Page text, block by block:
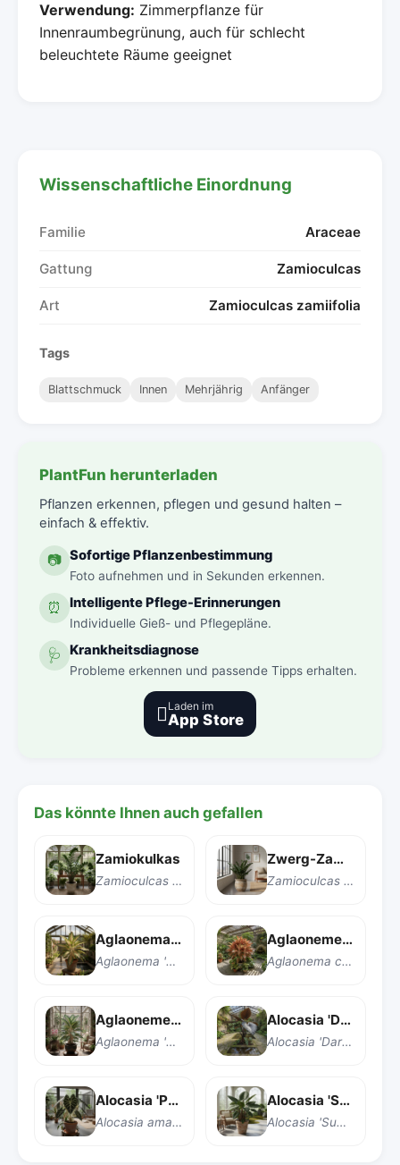
Verwendung: Zimmerpflanze für
Innenraumbegrünung, auch für schlecht
beleuchtete Räume geeignet
Wissenschaftliche Einordnung
Familie Araceae
Gattung Zamioculcas
Art Zamioculcas zamiifolia
Tags
Blattschmuck Innen Mehrjährig Anfänger
PlantFun herunterladen
Pflanzen erkennen, pflegen und gesund halten –
einfach & effektiv.
📷 Sofortige Pflanzenbestimmung
Foto aufnehmen und in Sekunden erkennen.
⏰ Intelligente Pflege-Erinnerungen
Individuelle Gieß- und Pflegepläne.
🩺 Krankheitsdiagnose
Probleme erkennen und passende Tipps erhalten.
 Laden im
App Store
Das könnte Ihnen auch gefallen
Zamiokulkas
Zamioculcas zamiifolia 'Dowon'
Zwerg-Zamiokulkas 'Zenzi'
Zamioculcas zamiifolia 'Zenzi'
Aglaonema 'Butterfly' (Schmetterling-Aglaonema)
Aglaonema 'Butterfly'
Aglaoneme 'Crete'
Aglaonema commutatum 'Crete'
Aglaoneme 'Sapphire Suzanne'
Aglaonema 'Sapphire Suzanne'
Alocasia 'Dark Star' (Dunkle Alokasie)
Alocasia 'Dark Star'
Alocasia 'Polly' oder Amazon-Wendepflanze 'Polly'
Alocasia amazonica 'Polly'
Alocasia 'Sumo' (Riesen-Alocasia)
Alocasia 'Sumo'